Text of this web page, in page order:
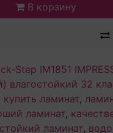
В корзину
Step IM1851
влагостойкий 32
ламинат,
ламинат,
ламинат,